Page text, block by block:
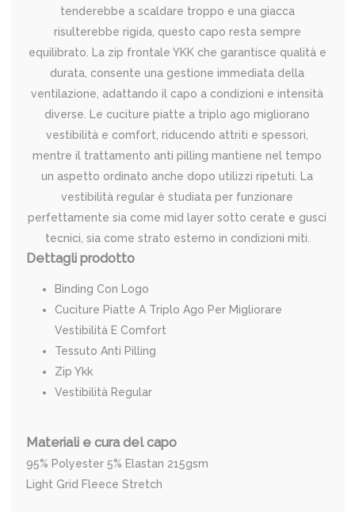
tenderebbe a scaldare troppo e una giacca
risulterebbe rigida, questo capo resta sempre
equilibrato. La zip frontale YKK che garantisce qualità e
durata, consente una gestione immediata della
ventilazione, adattando il capo a condizioni e intensità
diverse. Le cuciture piatte a triplo ago migliorano
vestibilità e comfort, riducendo attriti e spessori,
mentre il trattamento anti pilling mantiene nel tempo
un aspetto ordinato anche dopo utilizzi ripetuti. La
vestibilità regular è studiata per funzionare
perfettamente sia come mid layer sotto cerate e gusci
tecnici, sia come strato esterno in condizioni miti.
Dettagli prodotto
Binding Con Logo
Cuciture Piatte A Triplo Ago Per Migliorare
Vestibilità E Comfort
Tessuto Anti Pilling
Zip Ykk
Vestibilità Regular
Materiali e cura del capo
95% Polyester 5% Elastan 215gsm
Light Grid Fleece Stretch